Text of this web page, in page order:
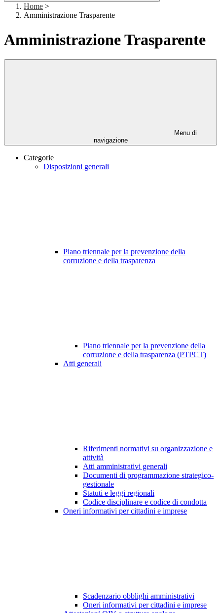
Home >
Amministrazione Trasparente
Amministrazione Trasparente
Menu di
navigazione
Categorie
Disposizioni generali
Piano triennale per la prevenzione della
corruzione e della trasparenza
Piano triennale per la prevenzione della
corruzione e della trasparenza (PTPCT)
Atti generali
Riferimenti normativi su organizzazione e
attività
Atti amministrativi generali
Documenti di programmazione strategico-
gestionale
Statuti e leggi regionali
Codice disciplinare e codice di condotta
Oneri informativi per cittadini e imprese
Scadenzario obblighi amministrativi
Oneri informativi per cittadini e imprese